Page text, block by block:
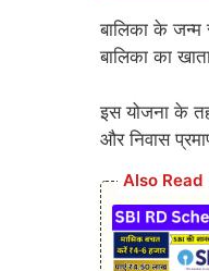
बालिका के
बालिका का
इस योजना के
और निवास
Also Read